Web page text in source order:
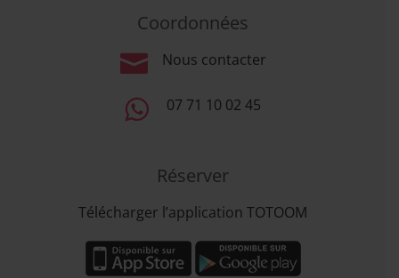
Coordonnées
 Nous contacter
 07 71 10 02 45
Réserver
Télécharger l’application TOTOOM